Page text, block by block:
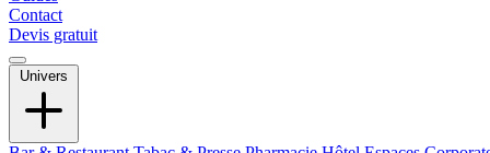
Contact
Devis gratuit
Univers